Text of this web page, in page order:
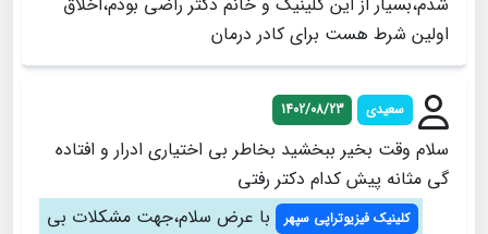
اولین شرط هست برای کادر درمان
سعیدی 1402/08/23
سلام وقت بخیر ببخشید بخاطر بی اختیاری ادرار و افتاده
گی مثانه پیش کدام دکتر رفتی
کلینیک فیزیوتراپی سپهر
با عرض سلام،جهت مشکلات بی